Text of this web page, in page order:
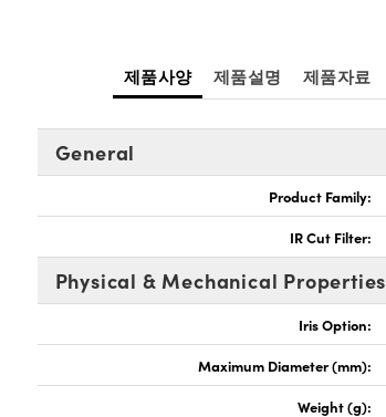
제품사양 제품설명 제품자료
General
Product Family:
IR Cut Filter:
Physical & Mechanical Properties
Iris Option:
Maximum Diameter (mm):
Weight (g):